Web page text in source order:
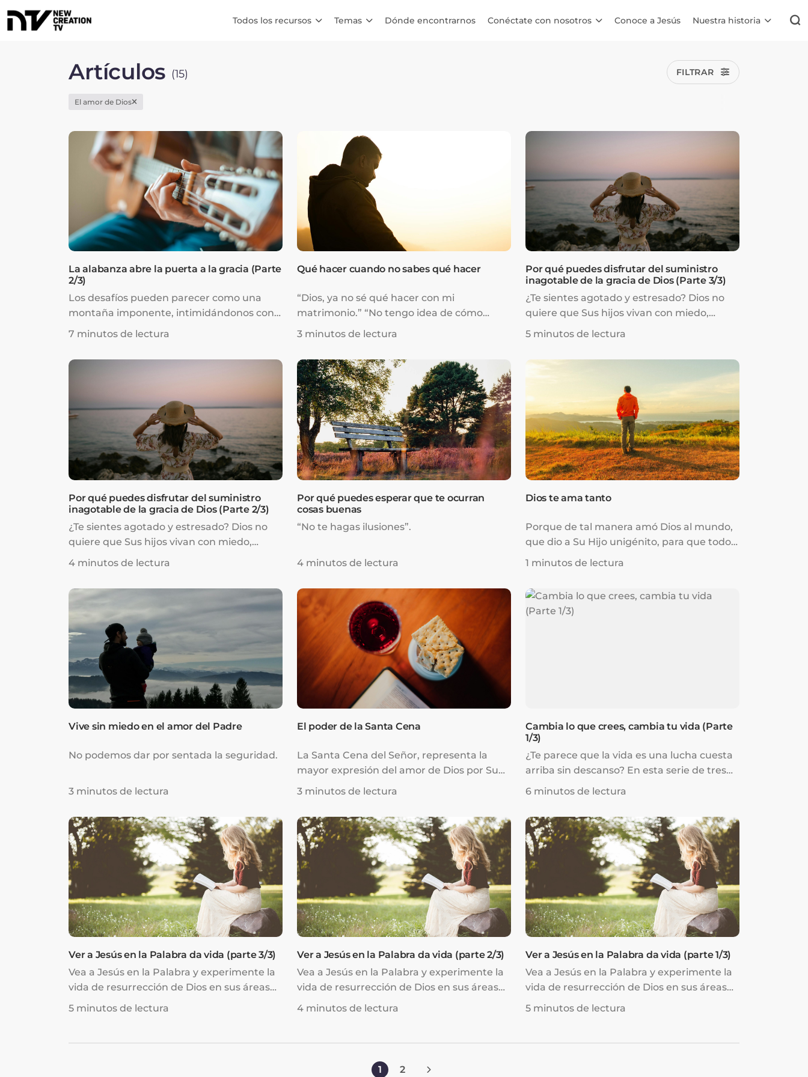
Todos los recursos Temas Dónde encontrarnos Conéctate con nosotros Conoce a Jesús Nuestra historia
Artículos (15) FILTRAR
El amor de Dios
La alabanza abre la puerta a la gracia (Parte
2/3)
Los desafíos pueden parecer como una
montaña imponente, intimidándonos con
una sensación de miedo y ...
7 minutos de lectura
Qué hacer cuando no sabes qué hacer
“Dios, ya no sé qué hacer con mi
matrimonio.” “No tengo idea de cómo
vamos a pagar este préstamo.” ...
3 minutos de lectura
Por qué puedes disfrutar del suministro
inagotable de la gracia de Dios (Parte 3/3)
¿Te sientes agotado y estresado? Dios no
quiere que Sus hijos vivan con miedo,
preocupación y ansied...
5 minutos de lectura
Por qué puedes disfrutar del suministro
inagotable de la gracia de Dios (Parte 2/3)
¿Te sientes agotado y estresado? Dios no
quiere que Sus hijos vivan con miedo,
preocupación y ansied...
4 minutos de lectura
Por qué puedes esperar que te ocurran
cosas buenas
“No te hagas ilusiones”.
4 minutos de lectura
Dios te ama tanto
Porque de tal manera amó Dios al mundo,
que dio a Su Hijo unigénito, para que todo
aquel que cree en...
1 minutos de lectura
Vive sin miedo en el amor del Padre
No podemos dar por sentada la seguridad.
3 minutos de lectura
El poder de la Santa Cena
La Santa Cena del Señor, representa la
mayor expresión del amor de Dios por Su
pueblo.
3 minutos de lectura
Cambia lo que crees, cambia tu vida (Parte
1/3)
¿Te parece que la vida es una lucha cuesta
arriba sin descanso? En esta serie de tres
partes, Joseph...
6 minutos de lectura
Ver a Jesús en la Palabra da vida (parte 3/3)
Vea a Jesús en la Palabra y experimente la
vida de resurrección de Dios en sus áreas
de debilidad y ...
5 minutos de lectura
Ver a Jesús en la Palabra da vida (parte 2/3)
Vea a Jesús en la Palabra y experimente la
vida de resurrección de Dios en sus áreas
de debilidad y ...
4 minutos de lectura
Ver a Jesús en la Palabra da vida (parte 1/3)
Vea a Jesús en la Palabra y experimente la
vida de resurrección de Dios en sus áreas
de debilidad y ...
5 minutos de lectura
1 2